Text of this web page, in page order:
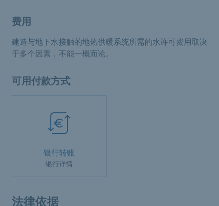
费用
建造与地下水接触的地热供暖系统所需的水许可费用取决
于多个因素，不能一概而论。
可用付款方式
银行转账
银行详情
法律依据